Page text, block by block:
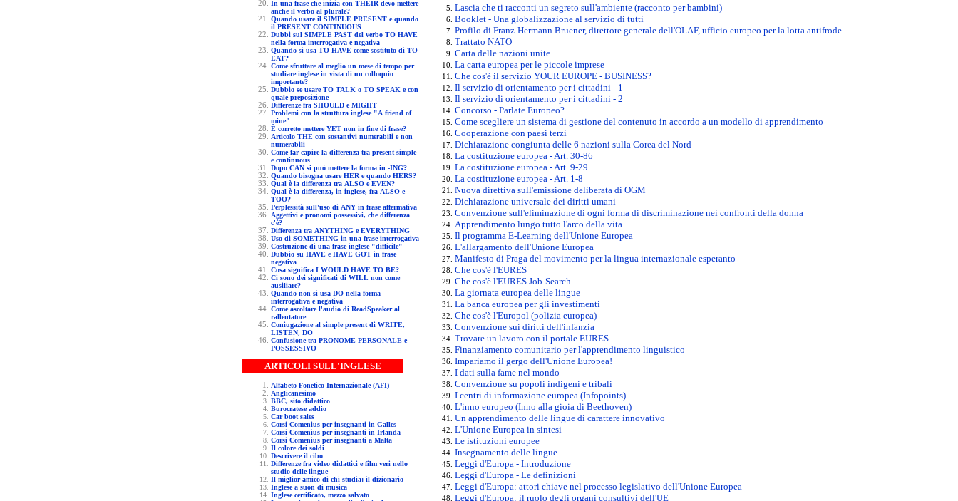
In una frase che inizia con THEIR devo mettere
anche il verbo al plurale?
Quando usare il SIMPLE PRESENT e quando
il PRESENT CONTINUOUS
Dubbi sul SIMPLE PAST del verbo TO HAVE
nella forma interrogativa e negativa
Quando si usa TO HAVE come sostituto di TO
EAT?
Come sfruttare al meglio un mese di tempo per
studiare inglese in vista di un colloquio
importante?
Dubbio se usare TO TALK o TO SPEAK e con
quale preposizione
Differenze fra SHOULD e MIGHT
Problemi con la struttura inglese "A friend of
mine"
È corretto mettere YET non in fine di frase?
Articolo THE con sostantivi numerabili e non
numerabili
Come far capire la differenza tra present simple
e continuous
Dopo CAN si può mettere la forma in -ING?
Quando bisogna usare HER e quando HERS?
Qual è la differenza tra ALSO e EVEN?
Qual è la differenza, in inglese, fra ALSO e
TOO?
Perplessità sull'uso di ANY in frase affermativa
Aggettivi e pronomi possessivi, che differenza
c'è?
Differenza tra ANYTHING e EVERYTHING
Uso di SOMETHING in una frase interrogativa
Costruzione di una frase inglese "difficile"
Dubbio su HAVE e HAVE GOT in frase
negativa
Cosa significa I WOULD HAVE TO BE?
Ci sono dei significati di WILL non come
ausiliare?
Quando non si usa DO nella forma
interrogativa e negativa
Come ascoltare l'audio di ReadSpeaker al
rallentatore
Coniugazione al simple present di WRITE,
LISTEN, DO
Confusione tra PRONOME PERSONALE e
POSSESSIVO
ARTICOLI SULL'INGLESE
Alfabeto Fonetico Internazionale (AFI)
Anglicanesimo
BBC, sito didattico
Burocratese addio
Car boot sales
Corsi Comenius per insegnanti in Galles
Corsi Comenius per insegnanti in Irlanda
Corsi Comenius per insegnanti a Malta
Il colore dei soldi
Descrivere il cibo
Differenze fra video didattici e film veri nello
studio delle lingue
Il miglior amico di chi studia: il dizionario
Inglese a suon di musica
Inglese certificato, mezzo salvato
Lascia che ti racconti un segreto sull'ambiente (racconto per bambini)
Booklet - Una globalizzazione al servizio di tutti
Profilo di Franz-Hermann Bruener, direttore generale dell'OLAF, ufficio europeo per la lotta antifrode
Trattato NATO
Carta delle nazioni unite
La carta europea per le piccole imprese
Che cos'è il servizio YOUR EUROPE - BUSINESS?
Il servizio di orientamento per i cittadini - 1
Il servizio di orientamento per i cittadini - 2
Concorso - Parlate Europeo?
Come scegliere un sistema di gestione del contenuto in accordo a un modello di apprendimento
Cooperazione con paesi terzi
Dichiarazione congiunta delle 6 nazioni sulla Corea del Nord
La costituzione europea - Art. 30-86
La costituzione europea - Art. 9-29
La costituzione europea - Art. 1-8
Nuova direttiva sull'emissione deliberata di OGM
Dichiarazione universale dei diritti umani
Convenzione sull'eliminazione di ogni forma di discriminazione nei confronti della donna
Apprendimento lungo tutto l'arco della vita
Il programma E-Learning dell'Unione Europea
L'allargamento dell'Unione Europea
Manifesto di Praga del movimento per la lingua internazionale esperanto
Che cos'è l'EURES
Che cos'è l'EURES Job-Search
La giornata europea delle lingue
La banca europea per gli investimenti
Che cos'è l'Europol (polizia europea)
Convenzione sui diritti dell'infanzia
Trovare un lavoro con il portale EURES
Finanziamento comunitario per l'apprendimento linguistico
Impariamo il gergo dell'Unione Europea!
I dati sulla fame nel mondo
Convenzione su popoli indigeni e tribali
I centri di informazione europea (Infopoints)
L'inno europeo (Inno alla gioia di Beethoven)
Un apprendimento delle lingue di carattere innovativo
L'Unione Europea in sintesi
Le istituzioni europee
Insegnamento delle lingue
Leggi d'Europa - Introduzione
Leggi d'Europa - Le definizioni
Leggi d'Europa: attori chiave nel processo legislativo dell'Unione Europea
Leggi d'Europa: il ruolo degli organi consultivi dell'UE